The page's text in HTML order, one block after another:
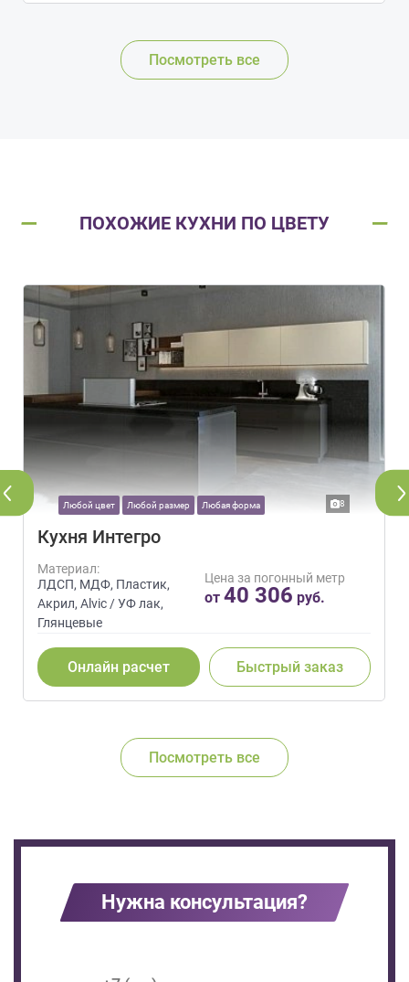
Посмотреть все
ПОХОЖИЕ КУХНИ ПО ЦВЕТУ
Любой цвет Любой размер Любая форма 8
Кухня Интегро
Материал:
ЛДСП, МДФ, Пластик,
Акрил, Alvic / УФ лак,
Глянцевые
Цена за погонный метр
от 40 306 руб.
Онлайн расчет Быстрый заказ
Посмотреть все
Нужна консультация?